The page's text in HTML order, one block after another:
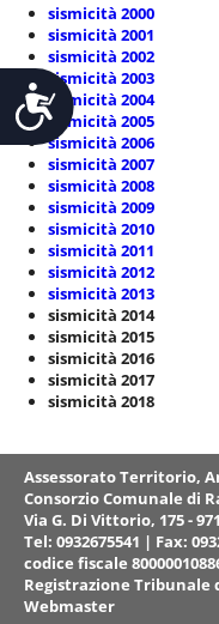
Accessibilità
sismicità 2000
sismicità 2001
sismicità 2002
sismicità 2003
sismicità 2004
sismicità 2005
sismicità 2006
sismicità 2007
sismicità 2008
sismicità 2009
sismicità 2010
sismicità 2011
sismicità 2012
sismicità 2013
sismicità 2014
sismicità 2015
sismicità 2016
sismicità 2017
sismicità 2018
Assessorato Territorio,
Consorzio Comunale di
Via G. Di Vittorio, 175 -
Tel: 0932675541 | Fax:
codice fiscale
Registrazione Tribunale
Webmaster